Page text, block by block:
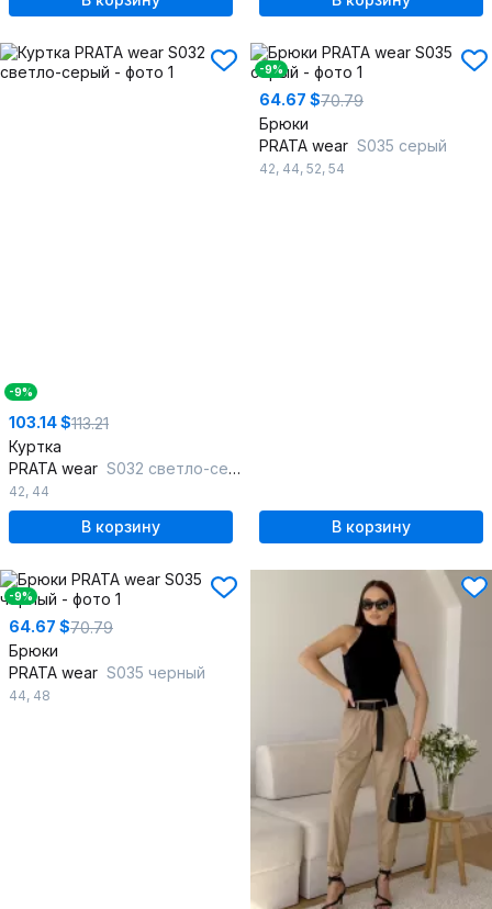
-9%
103.14 $113.21
Куртка
PRATA wear S032 светло-серый
42, 44
В корзину
-9%
64.67 $70.79
Брюки
PRATA wear S035 серый
42, 44, 52, 54
В корзину
-9%
64.67 $70.79
Брюки
PRATA wear S035 черный
44, 48